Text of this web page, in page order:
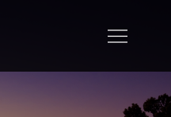
skönhet och modeller